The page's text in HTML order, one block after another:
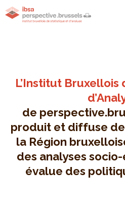
L’Institut
de
produit et diffuse
la Région
des analyses
évalue des